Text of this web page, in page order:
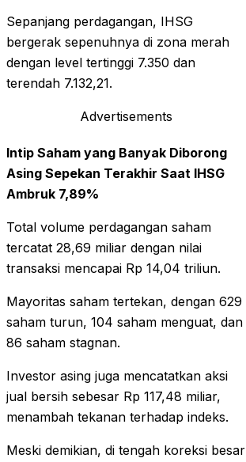
Sepanjang perdagangan, IHSG
bergerak sepenuhnya di zona merah
dengan level tertinggi 7.350 dan
terendah 7.132,21.
Advertisements
Intip Saham yang Banyak Diborong
Asing Sepekan Terakhir Saat IHSG
Ambruk 7,89%
Total volume perdagangan saham
tercatat 28,69 miliar dengan nilai
transaksi mencapai Rp 14,04 triliun.
Mayoritas saham tertekan, dengan 629
saham turun, 104 saham menguat, dan
86 saham stagnan.
Investor asing juga mencatatkan aksi
jual bersih sebesar Rp 117,48 miliar,
menambah tekanan terhadap indeks.
Meski demikian, di tengah koreksi besar